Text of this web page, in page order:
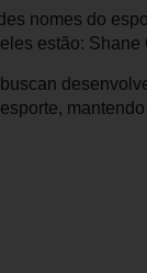
nomes do
estão: